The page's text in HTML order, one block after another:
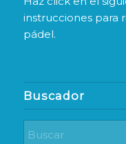
instrucciones para
pádel.
Buscador